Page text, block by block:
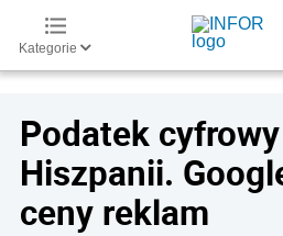
Kategorie
Podatek
Hiszpanii.
ceny reklam